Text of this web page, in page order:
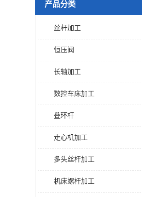
产品分类
丝杆加工
恒压阀
长轴加工
数控车床加工
叠环杆
走心机加工
多头丝杆加工
机床螺杆加工